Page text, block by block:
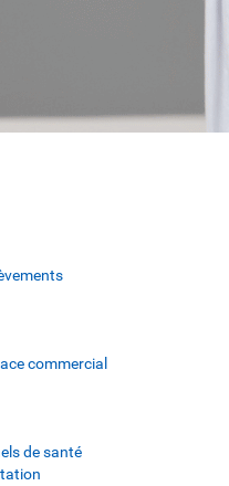
commercial
de santé